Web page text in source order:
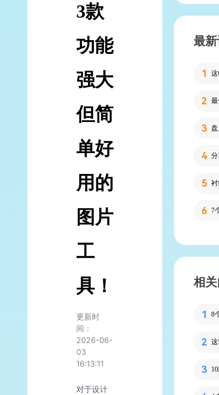
3款
功能
强大
但简
单好
用的
图片
工
具！
更新时
间：
2026-06-
03
16:13:11
对于设计
最
7
相
8